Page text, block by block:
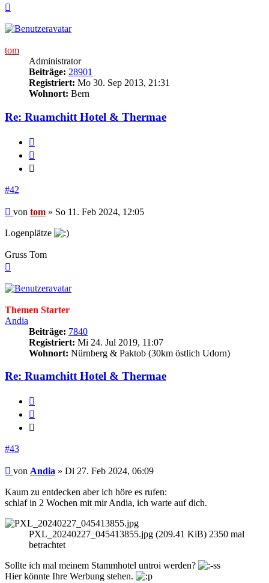
tom
Administrator
Beiträge: 28901
Registriert: Mo 30. Sep 2013, 21:31
Wohnort: Bern
Re: Ruamchitt Hotel & Thermae
#42
Beitrag
von tom » So 11. Feb 2024, 12:05
Logenplätze
Gruss Tom
Themen Starter
Andia
Beiträge: 7840
Registriert: Mi 24. Jul 2019, 11:07
Wohnort: Nürnberg & Paktob (30km östlich Udorn)
Re: Ruamchitt Hotel & Thermae
#43
Beitrag
von Andia » Di 27. Feb 2024, 06:09
Kaum zu entdecken aber ich höre es rufen:
schlaf in 2 Wochen mit mir Andia, ich warte auf dich.
PXL_20240227_045413855.jpg (209.41 KiB) 2350 mal
betrachtet
Sollte ich mal meinem Stammhotel untroi werden?
Hier könnte Ihre Werbung stehen.